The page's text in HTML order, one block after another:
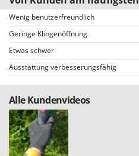
Santos
Sbaraglia
Schnitzer
Seven Italy
Shark
Shindaiwa
Silky
Simatech
Sirman
Wenig benutzerfreundlich
Geringe Klingenöffnung
Etwas schwer
Ausstattung verbesserungsfähig
Alle Kundenvideos